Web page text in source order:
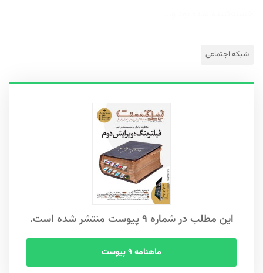
شبکه‌ اجتماعی
این مطلب در شماره ۹ پیوست منتشر شده است.
ماهنامه ۹ پیوست